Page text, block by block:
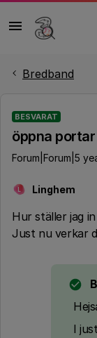
Bredband
BESVARAT
öppna
Forum|Forum|5
Linghem
Hur ställer jag
Just nu verkar
I